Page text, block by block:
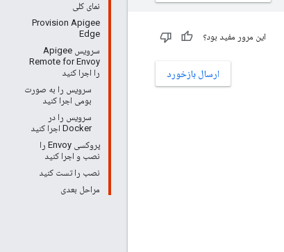
نمای کلی
Provision Apigee
Edge
سرویس Apigee
Remote for Envoy
را اجرا کنید
سرویس را به صورت
بومی اجرا کنید
سرویس را در
Docker اجرا کنید
پروکسی Envoy را
نصب و اجرا کنید
نصب را تست کنید
مراحل بعدی
این مرور مفید بود؟
ارسال بازخورد